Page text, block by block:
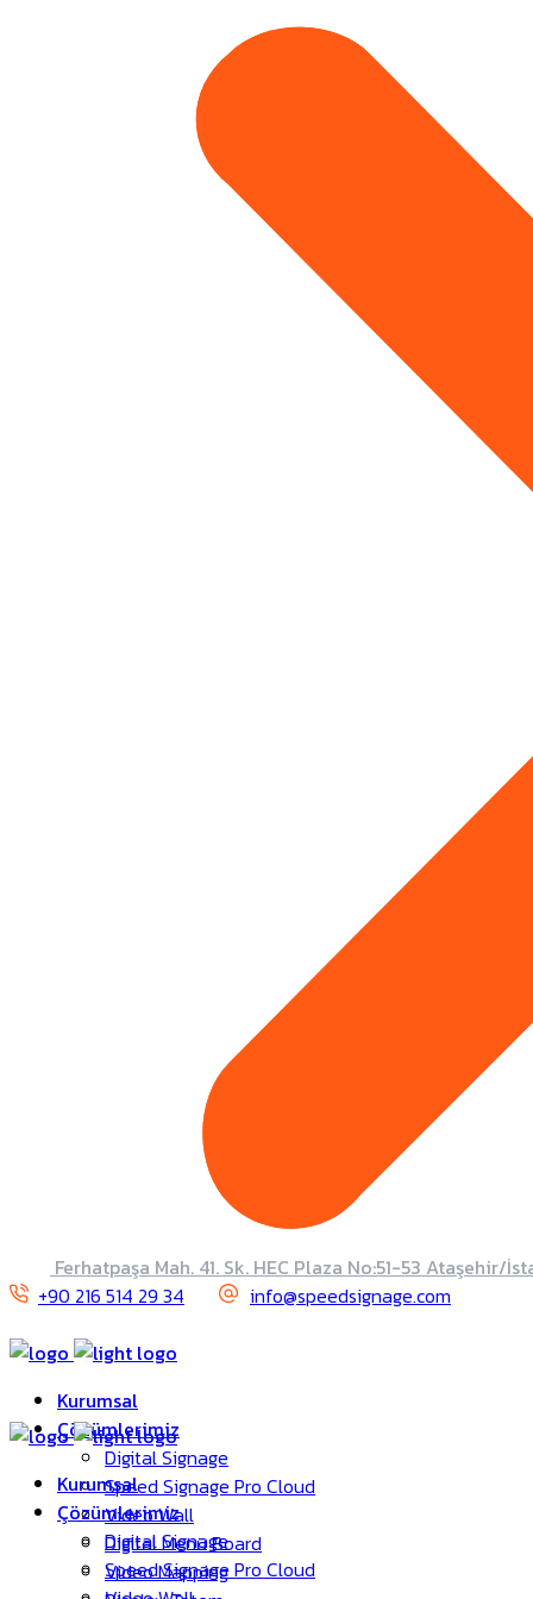
Ferhatpaşa Mah. 41. Sk. HEC Plaza No:51-53 Ataşehir/
+90 216 514 29 34
info@speedsignage.com
Kurumsal
Çözümlerimiz
Digital Signage
Speed Signage Pro Cloud
Video Wall
Digital Menü Board
Video Mapping
Kurumsal
Çözümlerimiz
Digital Signage
Speed Signage Pro Cloud